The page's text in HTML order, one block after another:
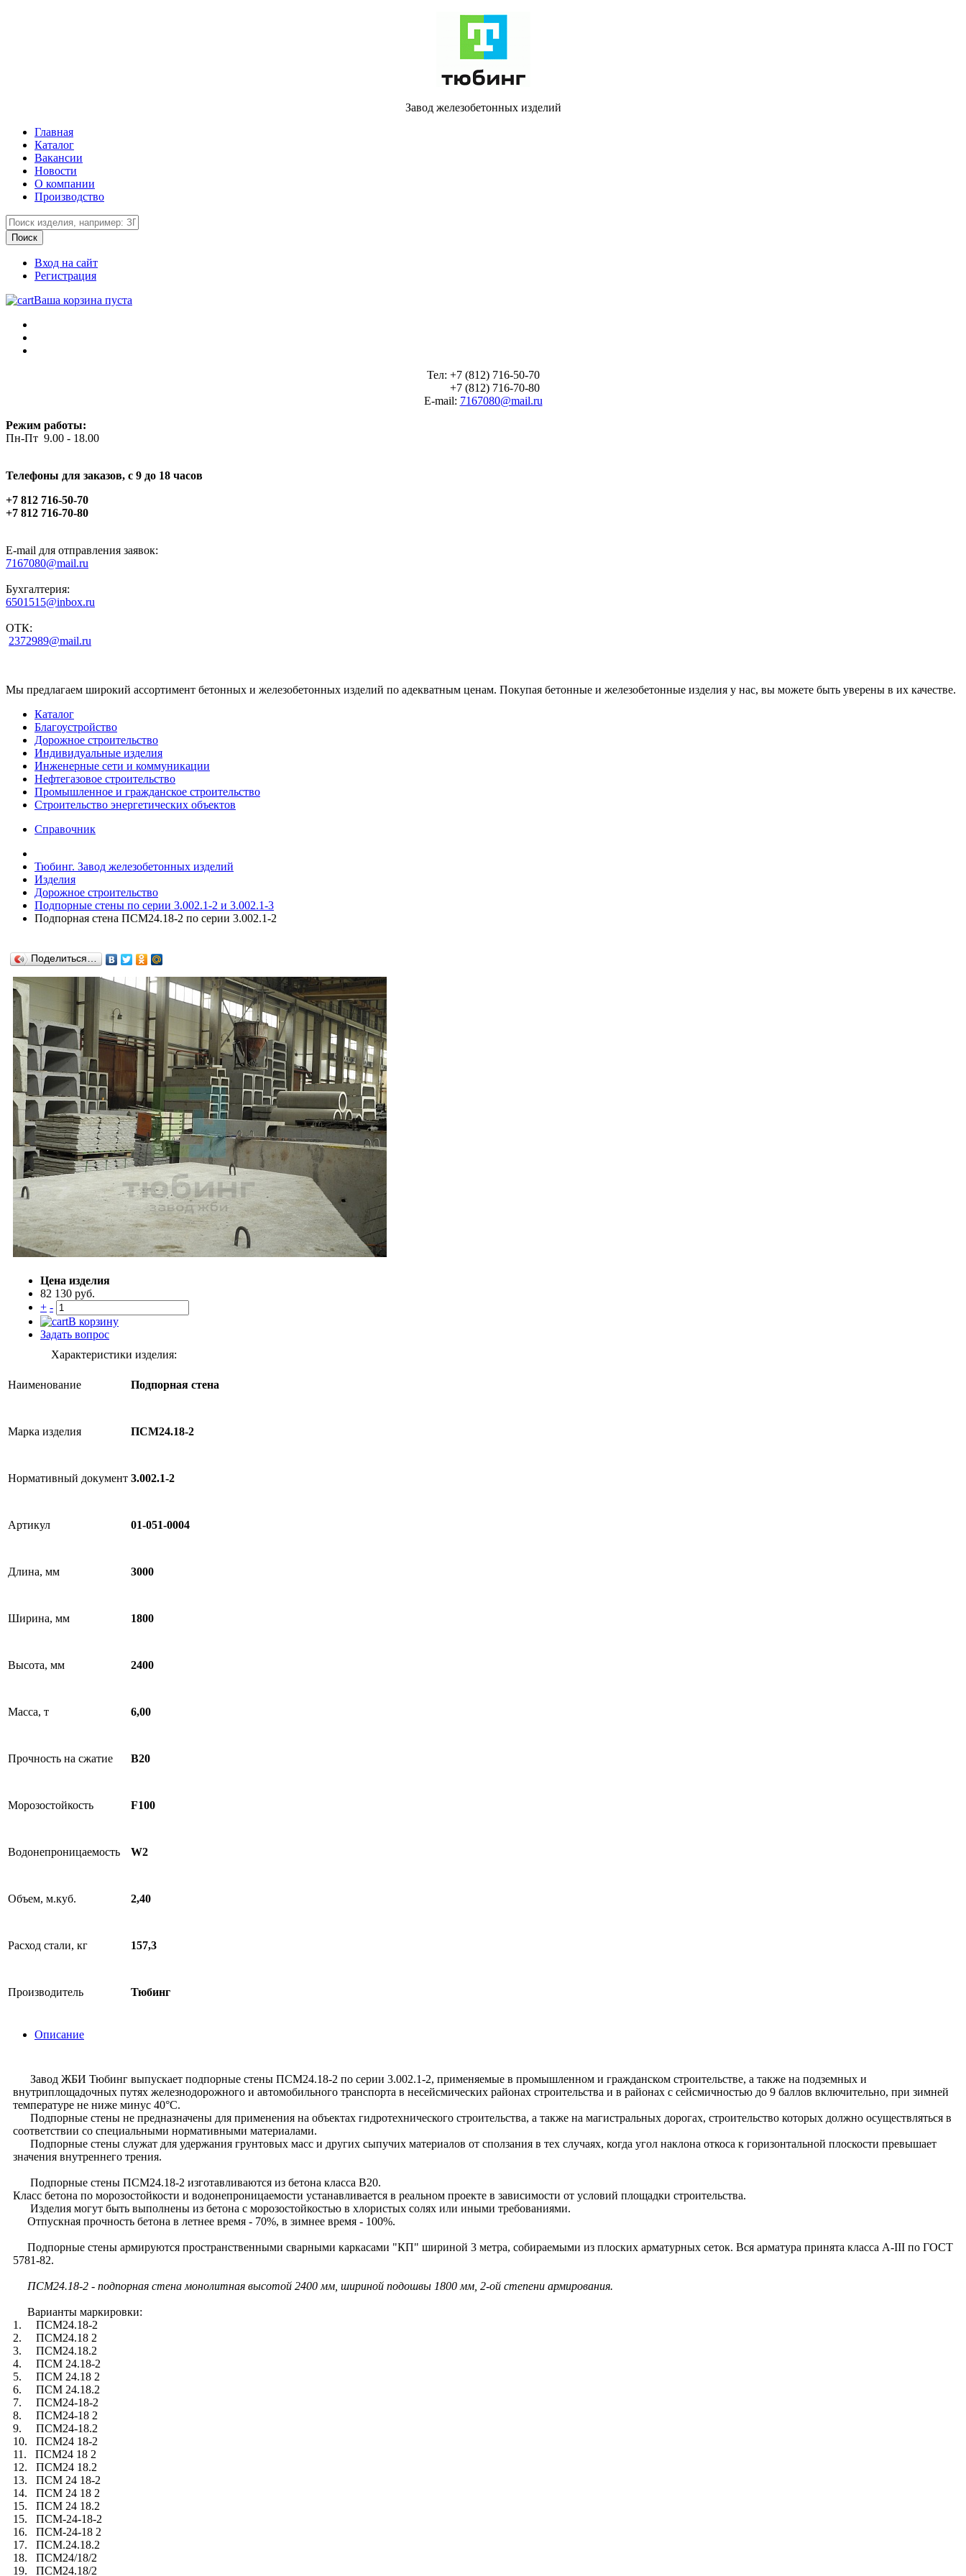
Завод железобетонных изделий
Главная
Каталог
Вакансии
Новости
О компании
Производство
Вход на сайт
Регистрация
Ваша корзина пуста
Тел: +7 (812) 716-50-70
+7 (812) 716-70-80
E-mail: 7167080@mail.ru
Режим работы:
Пн-Пт 9.00 - 18.00
Телефоны для заказов, c 9 до 18 часов
+7 812 716-50-70
+7 812 716-70-80
E-mail для отправления заявок:
7167080@mail.ru
Бухгалтерия:
6501515@inbox.ru
ОТК:
2372989@mail.ru
Мы предлагаем широкий ассортимент бетонных и железобетонных изделий по адекватным ценам. Покупая бетонные и железобетонные изделия у нас, вы можете быть уверены в их качестве.
Каталог
Благоустройство
Дорожное строительство
Индивидуальные изделия
Инженерные сети и коммуникации
Нефтегазовое строительство
Промышленное и гражданское строительство
Строительство энергетических объектов
Справочник
Тюбинг. Завод железобетонных изделий
Изделия
Дорожное строительство
Подпорные стены по серии 3.002.1-2 и 3.002.1-3
Подпорная стена ПСМ24.18-2 по серии 3.002.1-2
Поделиться…
Цена изделия
82 130 руб.
+ -
В корзину
Задать вопрос
Характеристики изделия:
Наименование Подпорная стена
Марка изделия ПСМ24.18-2
Нормативный документ 3.002.1-2
Артикул 01-051-0004
Длина, мм 3000
Ширина, мм 1800
Высота, мм 2400
Масса, т 6,00
Прочность на сжатие B20
Морозостойкость F100
Водонепроницаемость W2
Объем, м.куб. 2,40
Расход стали, кг 157,3
Производитель Тюбинг
Описание
Завод ЖБИ Тюбинг выпускает подпорные стены ПСМ24.18-2 по серии 3.002.1-2, применяемые в промышленном и гражданском строительстве, а также на подземных и
внутриплощадочных путях железнодорожного и автомобильного транспорта в несейсмических районах строительства и в районах с сейсмичностью до 9 баллов включительно, при зимней
температуре не ниже минус 40°С.
Подпорные стены не предназначены для применения на объектах гидротехнического строительства, а также на магистральных дорогах, строительство которых должно осуществляться в
соответствии со специальными нормативными материалами.
Подпорные стены служат для удержания грунтовых масс и других сыпучих материалов от сползания в тех случаях, когда угол наклона откоса к горизонтальной плоскости превышает
значения внутреннего трения.
Подпорные стены ПСМ24.18-2 изготавливаются из бетона класса В20.
Класс бетона по морозостойкости и водонепроницаемости устанавливается в реальном проекте в зависимости от условий площадки строительства.
Изделия могут быть выполнены из бетона с морозостойкостью в хлористых солях или иными требованиями.
Отпускная прочность бетона в летнее время - 70%, в зимнее время - 100%.
Подпорные стены армируются пространственными сварными каркасами "КП" шириной 3 метра, собираемыми из плоских арматурных сеток. Вся арматура принята класса А-III по ГОСТ
5781-82.
ПСМ24.18-2 - подпорная стена монолитная высотой 2400 мм, шириной подошвы 1800 мм, 2-ой степени армирования.
Варианты маркировки:
1. ПСМ24.18-2
2. ПСМ24.18 2
3. ПСМ24.18.2
4. ПСМ 24.18-2
5. ПСМ 24.18 2
6. ПСМ 24.18.2
7. ПСМ24-18-2
8. ПСМ24-18 2
9. ПСМ24-18.2
10. ПСМ24 18-2
11. ПСМ24 18 2
12. ПСМ24 18.2
13. ПСМ 24 18-2
14. ПСМ 24 18 2
15. ПСМ 24 18.2
15. ПСМ-24-18-2
16. ПСМ-24-18 2
17. ПСМ.24.18.2
18. ПСМ24/18/2
19. ПСМ24.18/2